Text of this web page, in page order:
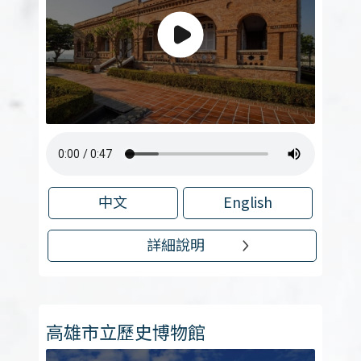
中文 English
詳細說明
高雄市立歷史博物館